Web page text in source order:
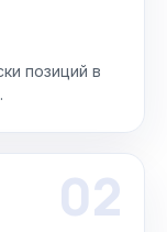
позиций в
02